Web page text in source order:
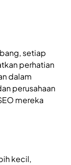
setiap
perhatian
dalam
perusahaan
mereka
kecil,